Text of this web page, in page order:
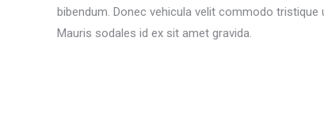
bibendum. Donec vehicula velit commodo tristique
Mauris sodales id ex sit amet gravida.